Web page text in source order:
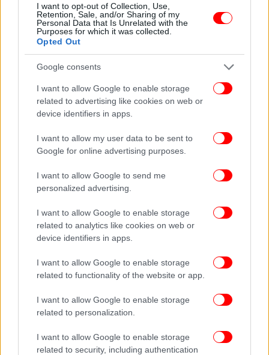
I want to opt-out of Collection, Use,
Retention, Sale, and/or Sharing of my
Personal Data that Is Unrelated with the
Purposes for which it was collected.
Opted Out
Google consents
I want to allow Google to enable storage
related to advertising like cookies on web or
device identifiers in apps.
I want to allow my user data to be sent to
Google for online advertising purposes.
I want to allow Google to send me
personalized advertising.
I want to allow Google to enable storage
related to analytics like cookies on web or
device identifiers in apps.
I want to allow Google to enable storage
related to functionality of the website or app.
I want to allow Google to enable storage
related to personalization.
I want to allow Google to enable storage
related to security, including authentication
αυτό και έγινε τόσο αισθητός. Είναι μια κλασική
περίπτωση δυνατού επιφανειακού σεισμού. Η
περιοχή αυτή δεν έχει υψηλό σεισμικό δυναμικό.
Δεν έχει ιδιαίτερα μεγάλα ρήγματα [...]. Έχουμε
αρκετούς μετασεισμούς, περίπου 20 με 22. Το
μεγαλύτερο μέγεθος όμως θα έλεγε εντός
εισαγωγικών πως το μεγαλύτερο μέγεθος δεν είναι
ικανοποιητικό. Είναι στα 2,8. Αυτό σημαίνει ότι
μετασεισμοί με μεγαλύτερα μεγέθη. Να φτάσουμε
το 3, το 3,5, το 4 και το 4,5. Εάν γίνουν τέτοιοι
σεισμοί, θα είναι και αυτοί αισθητοί σε Εύβοια και
Αττική. Θα πρέπει να είμαστε προετοιμασμένοι και
ώρες αυτό και σε 3, 4 και 5 ημέρες. Αυτά είναι τα
ενδεχόμενα σύμφωνα με την παγκόσμια στατιστική
των σεισμών».
Όπως σημείωσε ο σεισμολόγος απαντώντας σε
πιθανότατα δεν είναι ικανό να επηρεάσει το ρήγμα
στην Πάρνηθα, καθώς για να γίνει αυτό θα πρέπει ο
πρώτος σεισμός να είναι πολύ μεγαλύτερου
μεγέθους.